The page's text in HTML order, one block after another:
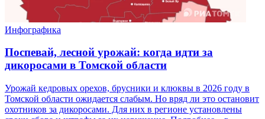
Инфографика
Поспевай, лесной урожай: когда идти за
дикоросами в Томской области
Урожай кедровых орехов, брусники и клюквы в 2026 году в
Томской области ожидается слабым. Но вряд ли это остановит
охотников за дикоросами. Для них в регионе установлены